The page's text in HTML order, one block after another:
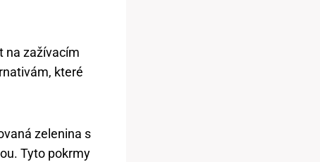
na zažívacím
které
zelenina s
Tyto pokrmy